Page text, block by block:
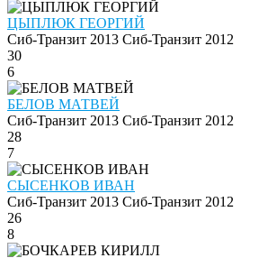
ЦЫПЛЮК ГЕОРГИЙ
Сиб-Транзит 2013 Сиб-Транзит 2012
30
6
БЕЛОВ МАТВЕЙ
Сиб-Транзит 2013 Сиб-Транзит 2012
28
7
СЫСЕНКОВ ИВАН
Сиб-Транзит 2013 Сиб-Транзит 2012
26
8